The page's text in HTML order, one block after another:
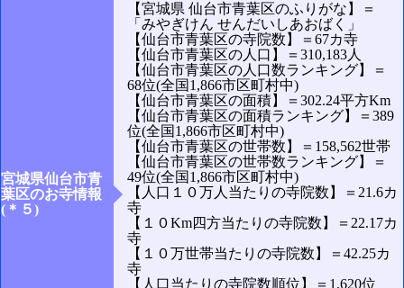
宮城県仙台市青
葉区のお寺情報
(＊５)
【宮城県 仙台市青葉区のふりがな】＝
「みやぎけん せんだいしあおばく」
【仙台市青葉区の寺院数】＝67カ寺
【仙台市青葉区の人口】＝310,183人
【仙台市青葉区の人口数ランキング】＝
68位(全国1,866市区町村中)
【仙台市青葉区の面積】＝302.24平方Km
【仙台市青葉区の面積ランキング】＝389
位(全国1,866市区町村中)
【仙台市青葉区の世帯数】＝158,562世帯
【仙台市青葉区の世帯数ランキング】＝
49位(全国1,866市区町村中)
【人口１０万人当たりの寺院数】＝21.6カ
寺
【１０Km四方当たりの寺院数】＝22.17カ
寺
【１０万世帯当たりの寺院数】＝42.25カ
寺
【人口当たりの寺院数順位】＝1,620位